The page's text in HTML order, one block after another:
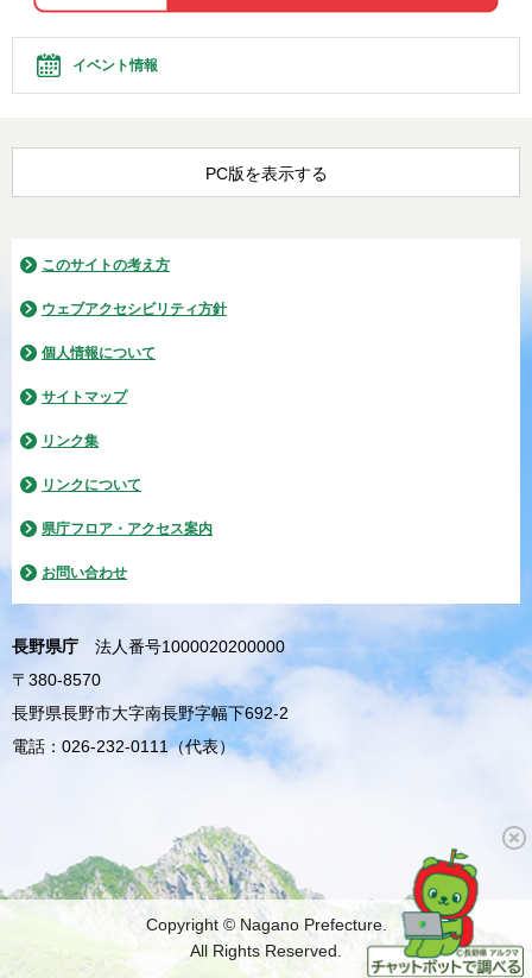
イベント情報
PC版を表示する
このサイトの考え方
ウェブアクセシビリティ方針
個人情報について
サイトマップ
リンク集
リンクについて
県庁フロア・アクセス案内
お問い合わせ
長野県庁
法人番号1000020200000
〒380-8570
長野県長野市大字南長野字幅下692-2
電話：026-232-0111（代表）
Copyright © Nagano Prefecture.
All Rights Reserved.